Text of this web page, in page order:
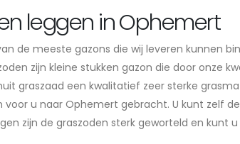
leggen in Ophemert
de meeste gazons die wij leveren kunnen
zijn kleine stukken gazon die door onze
graszaad een kwalitatief zeer sterke
voor u naar Ophemert gebracht. U kunt zelf
zijn de graszoden sterk geworteld en kunt